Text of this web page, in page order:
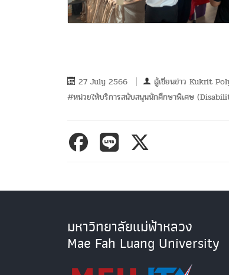
27 July 2566 ผู้เขียนข่าว Kukrit
#หน่วยให้บริการสนับสนุนนักศึกษาพิเศษ
มหาวิทยาลัยแม่ฟ้าหลวง
Mae Fah Luang University